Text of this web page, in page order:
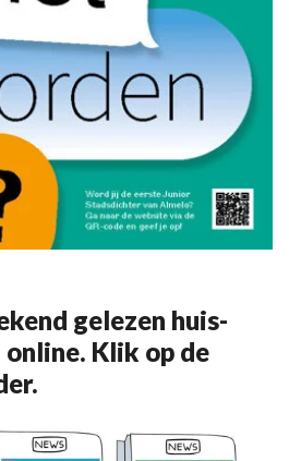
gelezen huis-
online. Klik op de